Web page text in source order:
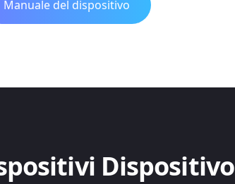
Manuale del dispositivo
Dispositivo